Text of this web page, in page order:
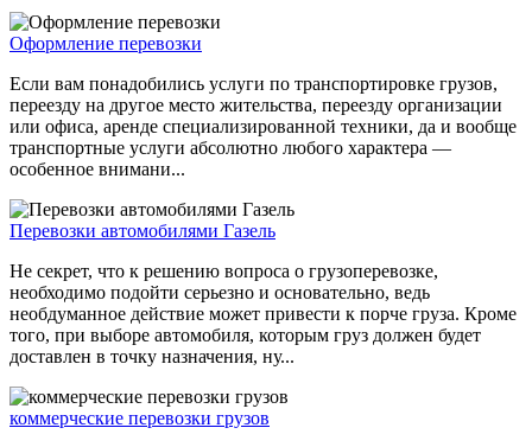
Оформление перевозки
Если вам понадобились услуги по транспортировке грузов,
переезду на другое место жительства, переезду организации
или офиса, аренде специализированной техники, да и вообще
транспортные услуги абсолютно любого характера —
особенное внимани...
Перевозки автомобилями Газель
Не секрет, что к решению вопроса о грузоперевозке,
необходимо подойти серьезно и основательно, ведь
необдуманное действие может привести к порче груза. Кроме
того, при выборе автомобиля, которым груз должен будет
доставлен в точку назначения, ну...
коммерческие перевозки грузов